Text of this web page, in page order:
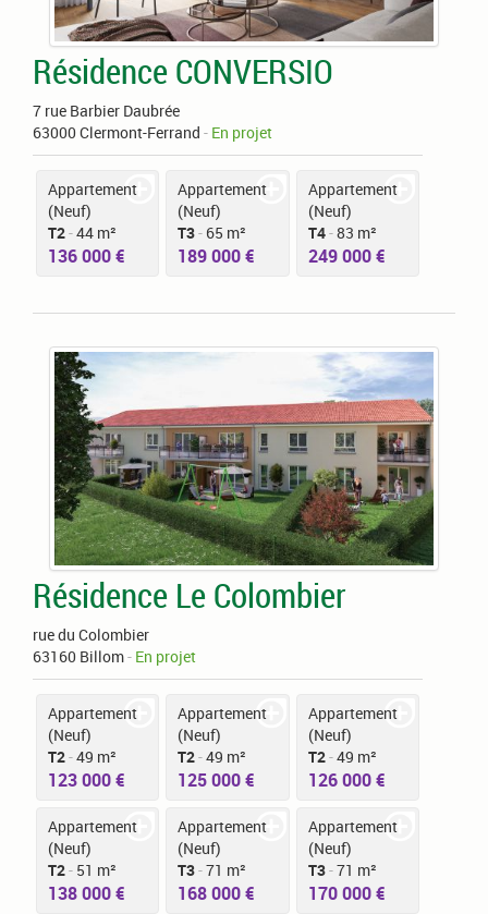
Résidence CONVERSIO
7 rue Barbier Daubrée
63000 Clermont-Ferrand - En projet
Appartement
(Neuf)
T2-44 m²
136 000 €
Appartement
(Neuf)
T3- 65 m²
189 000 €
Appartement
(Neuf)
T4-83 m²
249 000 €
Résidence Le Colombier
rue du Colombier
63160 Billom- En projet
Appartement
(Neuf)
T2-49 m²
123 000 €
Appartement
(Neuf)
T2-49 m²
125 000 €
Appartement
(Neuf)
T2-49 m²
126 000 €
Appartement
(Neuf)
T2- 51 m²
138 000 €
Appartement
(Neuf)
T3-71 m²
168 000 €
Appartement
(Neuf)
T3-71 m²
170 000 €